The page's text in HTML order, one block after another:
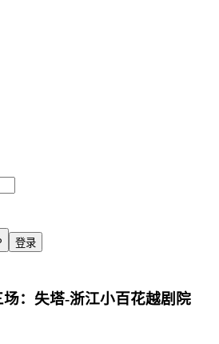
登录
：失塔-浙江小百花越剧院